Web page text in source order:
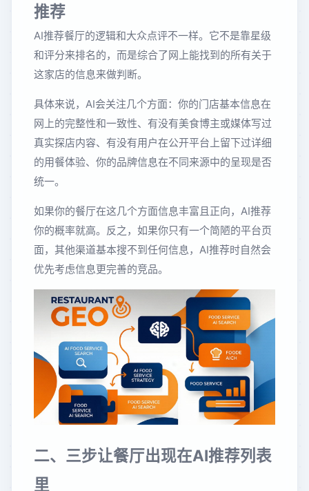
推荐
AI推荐餐厅的逻辑和大众点评不一样。它不是靠星级
和评分来排名的，而是综合了网上能找到的所有关于
这家店的信息来做判断。
具体来说，AI会关注几个方面：你的门店基本信息在
网上的完整性和一致性、有没有美食博主或媒体写过
真实探店内容、有没有用户在公开平台上留下过详细
的用餐体验、你的品牌信息在不同来源中的呈现是否
统一。
如果你的餐厅在这几个方面信息丰富且正向，AI推荐
你的概率就高。反之，如果你只有一个简陋的平台页
面，其他渠道基本搜不到任何信息，AI推荐时自然会
优先考虑信息更完善的竞品。
二、三步让餐厅出现在AI推荐列表
里